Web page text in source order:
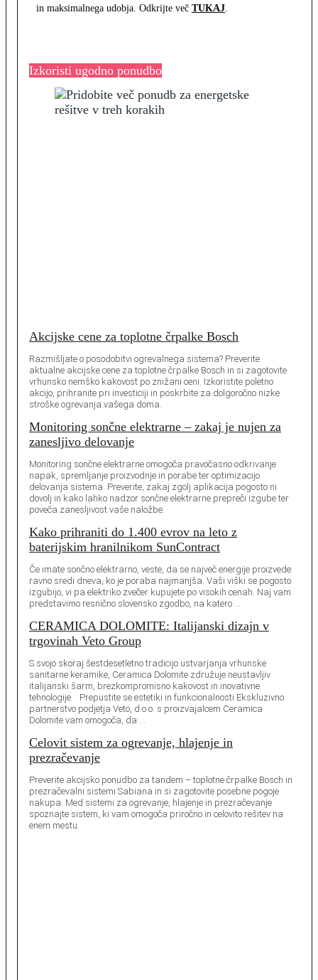
in maksimalnega udobja. Odkrijte več TUKAJ.
Izkoristi ugodno ponudbo
Akcijske cene za toplotne črpalke Bosch
Razmišljate o posodobitvi ogrevalnega sistema? Preverite
aktualne akcijske cene za toplotne črpalke Bosch in si zagotovite
vrhunsko nemško kakovost po znižani ceni. Izkoristite poletno
akcijo, prihranite pri investiciji in poskrbite za dolgoročno nizke
stroške ogrevanja vašega doma.
Monitoring sončne elektrarne – zakaj je nujen za
zanesljivo delovanje
Monitoring sončne elektrarne omogoča pravočasno odkrivanje
napak, spremljanje proizvodnje in porabe ter optimizacijo
delovanja sistema. Preverite, zakaj zgolj aplikacija pogosto ni
dovolj in kako lahko nadzor sončne elektrarne prepreči izgube ter
poveča zanesljivost vaše naložbe.
Kako prihraniti do 1.400 evrov na leto z
baterijskim hranilnikom SunContract
Če imate sončno elektrarno, veste, da se največ energije proizvede
ravno sredi dneva, ko je poraba najmanjša. Vaši viški se pogosto
izgubijo, vi pa elektriko zvečer kupujete po visokih cenah. Naj vam
predstavimo resnično slovensko zgodbo, na katero …
CERAMICA DOLOMITE: Italijanski dizajn v
trgovinah Veto Group
S svojo skoraj šestdesetletno tradicijo ustvarjanja vrhunske
sanitarne keramike, Ceramica Dolomite združuje neustavljiv
italijanski šarm, brezkompromisno kakovost in inovativne
tehnologije. Prepustite se estetiki in funkcionalnosti Ekskluzivno
partnerstvo podjetja Veto, d.o.o. s proizvajalcem Ceramica
Dolomite vam omogoča, da …
Celovit sistem za ogrevanje, hlajenje in
prezračevanje
Preverite akcijsko ponudbo za tandem – toplotne črpalke Bosch in
prezračevalni sistemi Sabiana in si zagotovite posebne pogoje
nakupa. Med sistemi za ogrevanje, hlajenje in prezračevanje
spoznajte sistem, ki vam omogoča priročno in celovito rešitev na
enem mestu.